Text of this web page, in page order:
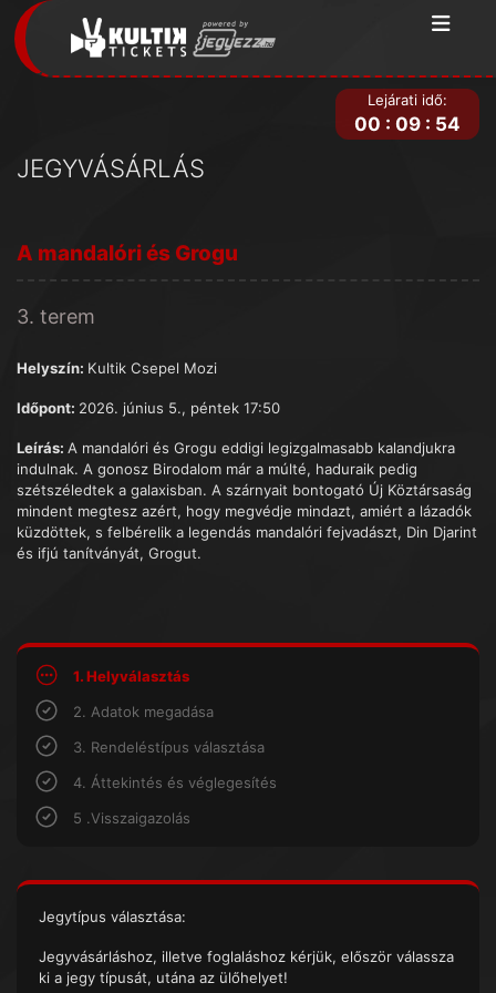
JEGYVÁSÁRLÁS
Lejárati idő:
00 : 09 : 54
A mandalóri és Grogu
3. terem
Helyszín: Kultik Csepel Mozi
Időpont: 2026. június 5., péntek 17:50
Leírás: A mandalóri és Grogu eddigi legizgalmasabb kalandjukra
indulnak. A gonosz Birodalom már a múlté, haduraik pedig
szétszéledtek a galaxisban. A szárnyait bontogató Új Köztársaság
mindent megtesz azért, hogy megvédje mindazt, amiért a lázadók
küzdöttek, s felbérelik a legendás mandalóri fejvadászt, Din Djarint
és ifjú tanítványát, Grogut.
1. Helyválasztás
2. Adatok megadása
3. Rendeléstípus választása
4. Áttekintés és véglegesítés
5 .Visszaigazolás
Jegytípus választása:
Jegyvásárláshoz, illetve foglaláshoz kérjük, először válassza
ki a jegy típusát, utána az ülőhelyet!